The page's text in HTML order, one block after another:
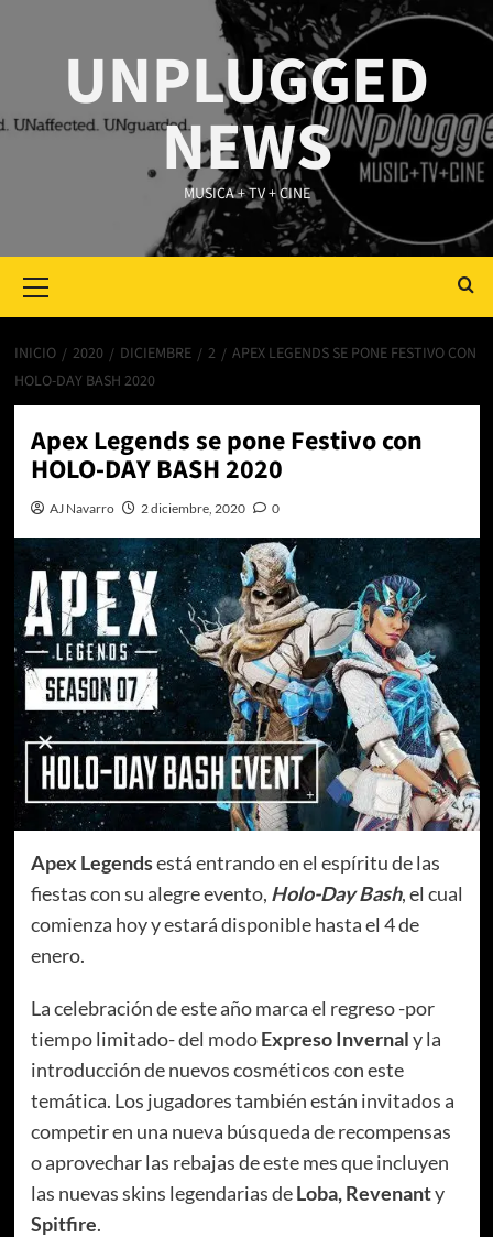
UNPLUGGED
NEWS
MUSICA + TV + CINE
Menu
INICIO 2020 DICIEMBRE 2
APEX LEGENDS SE PONE FESTIVO CON
HOLO-DAY BASH 2020
Apex Legends se pone Festivo con
HOLO-DAY BASH 2020
AJ Navarro 2 diciembre, 2020 0
Apex Legendsestá entrando en el espíritu de las
fiestas con su alegre evento, Holo-Day Bash, el cual
comienza hoy y estará disponible hasta el 4 de
enero.
La celebración de este año marca el regreso -por
tiempo limitado- del modoExpreso Invernaly la
introducción de nuevos cosméticos con este
temática. Los jugadores también están invitados a
competir en una nueva búsqueda de recompensas
o aprovechar las rebajas de este mes que incluyen
las nuevas skins legendarias deLoba, Revenanty
Spitfire.